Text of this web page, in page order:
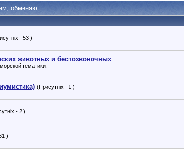
обменяю.
- 53 )
животных и беспозвоночных
тематики.
(Присутніх - 1 )
- 2 )
)